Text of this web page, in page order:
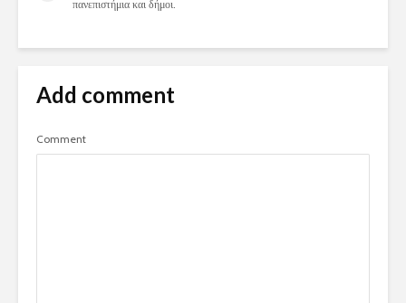
πανεπιστήμια και δήμοι.
Add comment
Comment